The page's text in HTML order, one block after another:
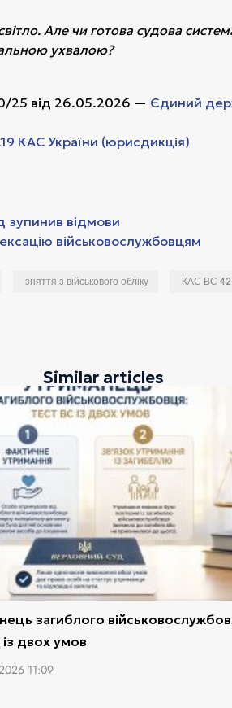
Але чи готова судова
ухвалою?
25 від 26.05.2026 — Єдиний
КАС України (юрисдикція)
зупинив відмови
військовослужбовцям
зняття з військового обліку КАС ВС
Similar articles
загиблого
двох умов
11:09